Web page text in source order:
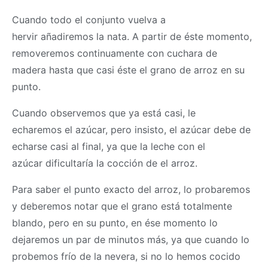
Cuando todo el conjunto vuelva a
hervir añadiremos la nata. A partir de éste momento,
removeremos continuamente con cuchara de
madera hasta que casi éste el grano de arroz en su
punto.
Cuando observemos que ya está casi, le
echaremos el azúcar, pero insisto, el azúcar debe de
echarse casi al final, ya que la leche con el
azúcar dificultaría la cocción de el arroz.
Para saber el punto exacto del arroz, lo probaremos
y deberemos notar que el grano está totalmente
blando, pero en su punto, en ése momento lo
dejaremos un par de minutos más, ya que cuando lo
probemos frío de la nevera, si no lo hemos cocido